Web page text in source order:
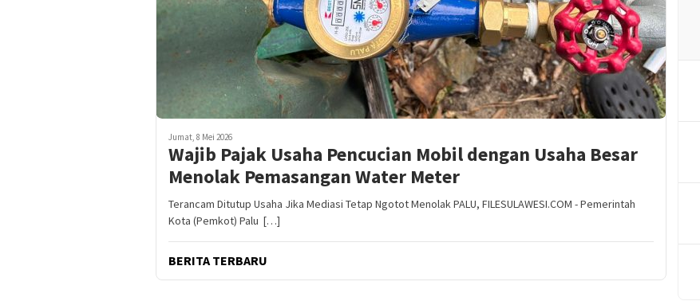
Jumat, 8 Mei 2026
Wajib Pajak Usaha Pencucian Mobil dengan Usaha Besar
Menolak Pemasangan Water Meter
Terancam Ditutup Usaha Jika Mediasi Tetap Ngotot Menolak PALU, FILESULAWESI.COM - Pemerintah
Kota (Pemkot) Palu […]
BERITA TERBARU